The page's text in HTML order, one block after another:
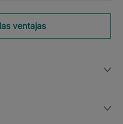
ventajas